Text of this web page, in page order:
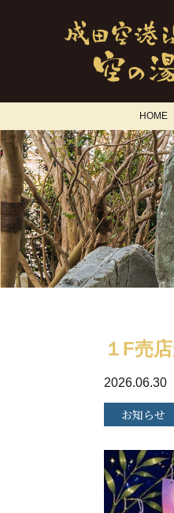
HOME
１F売
2026.06.30
お知らせ